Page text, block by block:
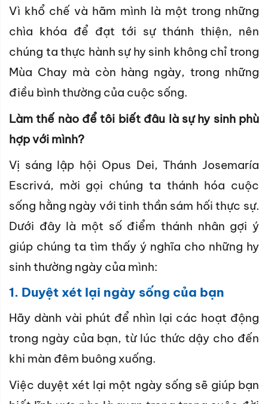
Vì khổ chế và hãm mình là một trong những
chìa khóa để đạt tới sự thánh thiện, nên
chúng ta thực hành sự hy sinh không chỉ trong
Mùa Chay mà còn hàng ngày, trong những
điều bình thường của cuộc sống.
Làm thế nào để tôi biết đâu là sự hy sinh phù
hợp với mình?
Vị sáng lập hội Opus Dei, Thánh Josemaría
Escrivá, mời gọi chúng ta thánh hóa cuộc
sống hằng ngày với tinh thần sám hối thực sự.
Dưới đây là một số điểm thánh nhân gợi ý
giúp chúng ta tìm thấy ý nghĩa cho những hy
sinh thường ngày của mình:
1. Duyệt xét lại ngày sống của bạn
Hãy dành vài phút để nhìn lại các hoạt động
trong ngày của bạn, từ lúc thức dậy cho đến
khi màn đêm buông xuống.
Việc duyệt xét lại một ngày sống sẽ giúp bạn